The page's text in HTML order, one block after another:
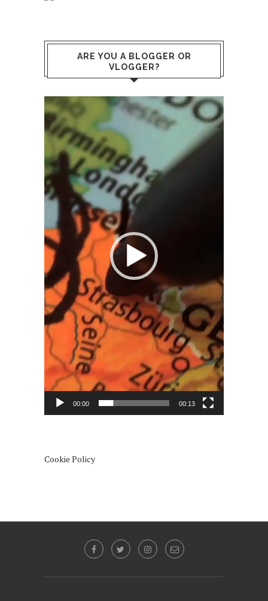
ARE YOU A BLOGGER OR
VLOGGER?
Lecteur
vidéo
00:00 00:13
Cookie Policy